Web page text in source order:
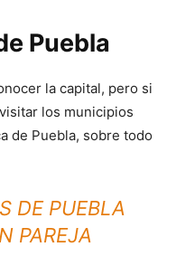
Puebla
la capital, pero si
los municipios
de Puebla, sobre todo
DE PUEBLA
PAREJA